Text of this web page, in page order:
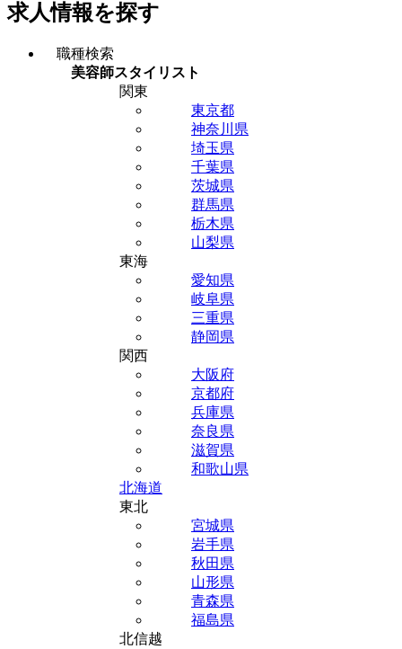
求人情報を探す
職種検索
美容師スタイリスト
関東
東京都
神奈川県
埼玉県
千葉県
茨城県
群馬県
栃木県
山梨県
東海
愛知県
岐阜県
三重県
静岡県
関西
大阪府
京都府
兵庫県
奈良県
滋賀県
和歌山県
北海道
東北
宮城県
岩手県
秋田県
山形県
青森県
福島県
北信越